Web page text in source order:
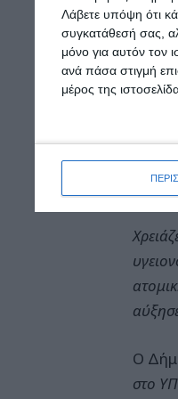
Λάβετε υπόψη ότι
συγκατάθεσή σας,
μόνο για αυτόν τον
ανά πάσα στιγμή
μέρος της
Το
πρώτη
Ο
στο